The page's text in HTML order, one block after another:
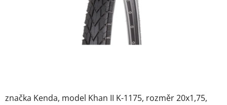
značka Kenda, model Khan II K-1175, rozměr 20x1,75,